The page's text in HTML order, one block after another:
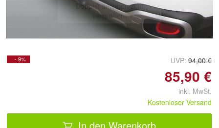
Doppelt antippen zum
vergrößern
- 9% UVP: 94,00 €
85,90 €
inkl. MwSt.
Kostenloser Versand